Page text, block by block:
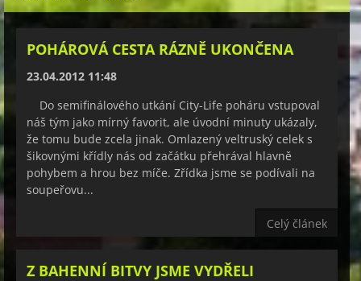
POHÁROVÁ CESTA RÁZNĚ UKONČENA
23.04.2012 11:48
Do semifinálového utkání City-Life poháru vstupoval
náš tým jako mírný favorit, ale úvodní minuty ukázaly,
že tomu bude zcela jinak. Omlazený veltruský celek s
šikovnými křídly nás od začátku přehrával hlavně
pohybem a hrou bez míče. Zřídka jsme se podívali na
soupeřovu...
Celý článek
Z BAHENNÍ BITVY JSME VYDŘELI